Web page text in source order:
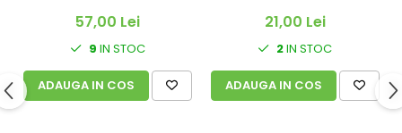
57,00 Lei
9 IN STOC
ADAUGA IN COS
21,00 Lei
2IN STOC
ADAUGA IN COS